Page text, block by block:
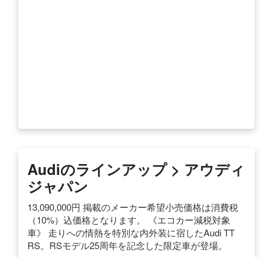
Audiのラインアップ > アウディ
ジャパン
13,090,000円 掲載のメーカー希望小売価格は消費税
（10%）込価格となります。 《エコカー減税対象
車》 走りへの情熱を特別な内外装に宿したAudi TT
RS。RSモデル25周年を記念した限定車が登場。